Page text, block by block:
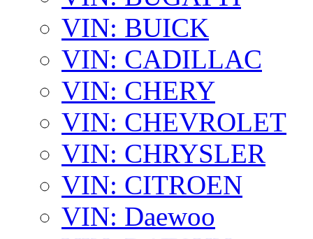
VIN: BUICK
VIN: CADILLAC
VIN: CHERY
VIN: CHEVROLET
VIN: CHRYSLER
VIN: CITROEN
VIN: Daewoo